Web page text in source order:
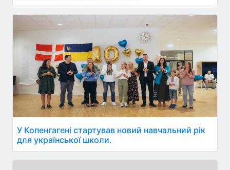
У Копенгагені стартував новий навчальний рік
для української школи.